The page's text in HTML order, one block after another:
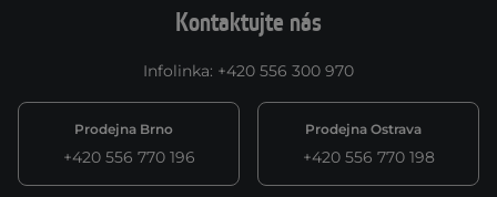
Kontaktujte nás
Infolinka: +420 556 300 970
Prodejna Brno
+420 556 770 196
Prodejna Ostrava
+420 556 770 198